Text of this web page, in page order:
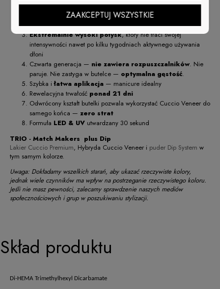
Triple-Pigmentation — opatentowany system potrójnej
pełne krycie już po 1 cienkiej warstwie
nawet przy ciemnych kolorach!
Ekstremalnie wysoki połysk, który nie traci swojej
intensywności nawet po kilku tygodniach aktywnego używania
dłoni
Czwarta generacja — nie zawiera rozpuszczalników. Nie
paruje. Nie zastyga w butelce — optymalna gęstość.
Szybka iłatwa aplikacja — manicure idealny
Rewelacyjna trwałość ponad 21 dni
Odwrócony kształt butelki pozwala wykorzystać Cuccio Veneer do
samego końca — zero strat
Formuła LED & UV utwardzany 30 sekund
TRIO - Match Makers plus Dip
Lakier Cuccio Premium, Hybryda Cuccio Veneer i puder Dip System w
tym samym kolorze.
Uwaga: Dokładamy wszelkich starań, aby ukazać rzeczywiste kolory,
jednak wiele czynników ma wpływ na postrzeganie rzeczywistego koloru.
Jeśli nie masz pewności, zalecamy sprawdzenie naszych mediów
społecznościowych i grup w poszukiwaniu stylizacji.
Skład produktu
Di-HEMA Trimethylhexyl Dicarbamate
ZAAKCEPTUJ WSZYSTKIE